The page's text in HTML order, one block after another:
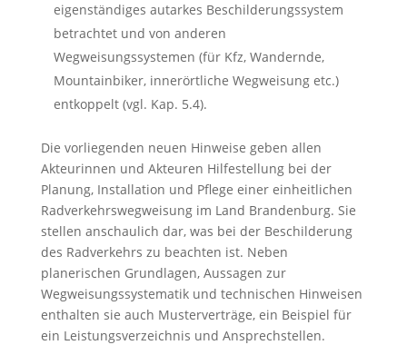
eigenständiges autarkes Beschilderungssystem
betrachtet und von anderen
Wegweisungssystemen (für Kfz, Wandernde,
Mountainbiker, innerörtliche Wegweisung etc.)
entkoppelt (vgl. Kap. 5.4).
Die vorliegenden neuen Hinweise geben allen
Akteurinnen und Akteuren Hilfestellung bei der
Planung, Installation und Pflege einer einheitlichen
Radverkehrswegweisung im Land Brandenburg. Sie
stellen anschaulich dar, was bei der Beschilderung
des Radverkehrs zu beachten ist. Neben
planerischen Grundlagen, Aussagen zur
Wegweisungssystematik und technischen Hinweisen
enthalten sie auch Musterverträge, ein Beispiel für
ein Leistungsverzeichnis und Ansprechstellen.